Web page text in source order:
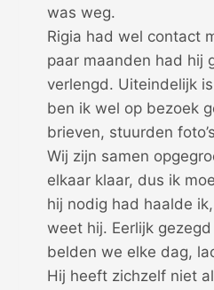
was weg.
Rigia had wel contact
paar maanden had hij
verlengd. Uiteindelijk
ben ik wel op bezoek
brieven, stuurden
Wij zijn samen
elkaar klaar, dus ik
hij nodig had haalde
weet hij. Eerlijk
belden we elke dag,
Hij heeft zichzelf niet